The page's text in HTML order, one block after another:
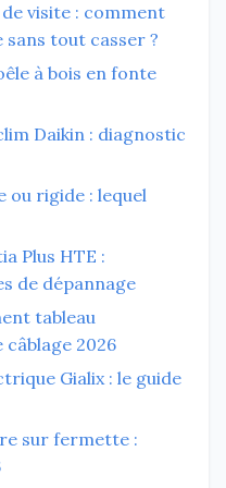
visite : comment
tout casser ?
à bois en fonte
Daikin : diagnostic
ou rigide : lequel
Plus HTE :
de dépannage
tableau
câblage 2026
Gialix : le guide
sur fermette :